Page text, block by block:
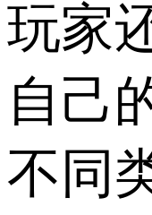
玩家
自己
不同